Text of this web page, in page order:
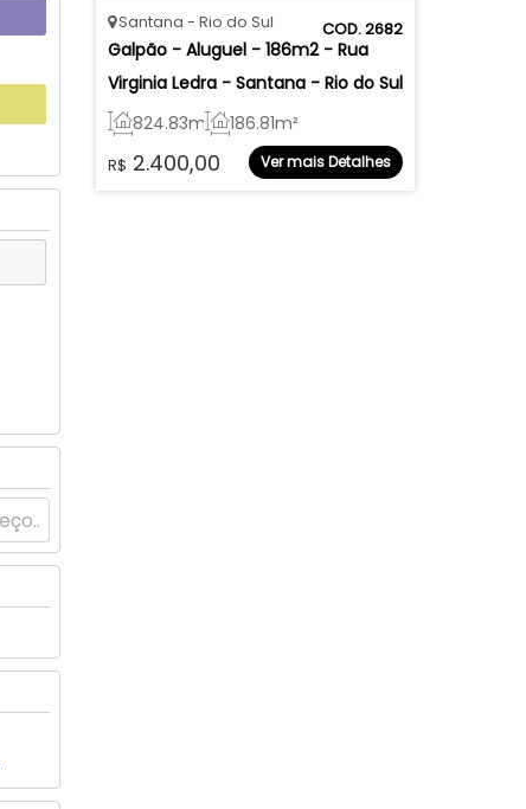
2682
Galpão - Aluguel - 186m2 - Rua
Virginia Ledra - Santana - Rio do Sul
R$ 2.400,00
Santana Rio do Sul
824.83m² 186.81m²
Ver mais Detalhes